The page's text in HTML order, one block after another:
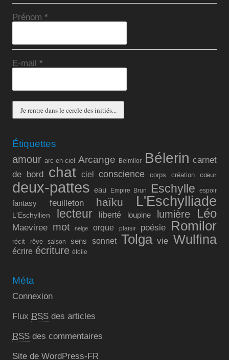
Prénom*
E-mail*
Étiquettes
amour arc-en-ciel Arcange Belmilor Bélerin carnet
de bord
chat ciel conscience corps création cœur
deux-pattes eau Empire Brun Eschylle espoir
fantasy feuilleton haïku L'Eschylliade
L'Eschyllien lecteur liberté loupine lumière Léo
Maeviree mot neige orque plaisir poésie Romilor
récit rêve saison sens sonnet Tolga vie Wulfina
écrire écriture étoile
Méta
Connexion
Flux RSS des articles
RSS des commentaires
Site de WordPress-FR